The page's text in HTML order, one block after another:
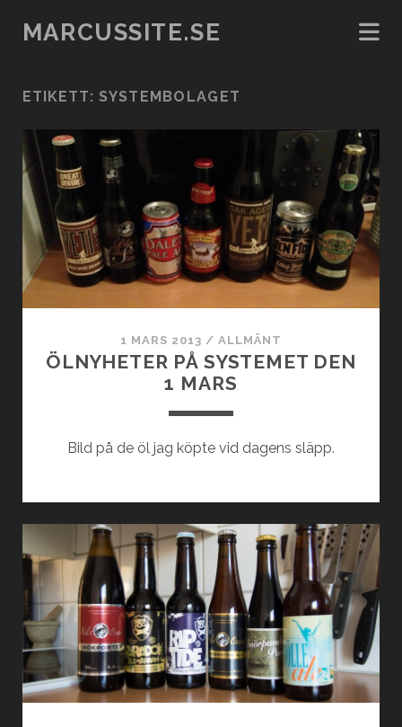
MARCUSSITE.SE
ETIKETT: SYSTEMBOLAGET
1 MARS 2013 /ALLMÄNT
ÖLNYHETER PÅ SYSTEMET DEN
1 MARS
Bild på de öl jag köpte vid dagens släpp.